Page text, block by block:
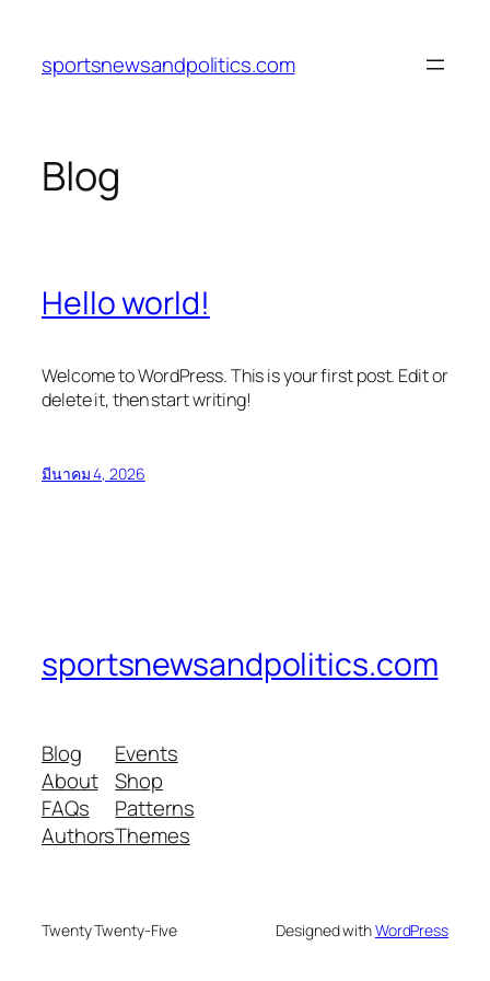
sportsnewsandpolitics.com
Blog
Hello world!
Welcome to WordPress. This is your first post. Edit or
delete it, then start writing!
มีนาคม 4, 2026
sportsnewsandpolitics.com
Blog
About
FAQs
Authors
Events
Shop
Patterns
Themes
Twenty Twenty-Five Designed withWordPress